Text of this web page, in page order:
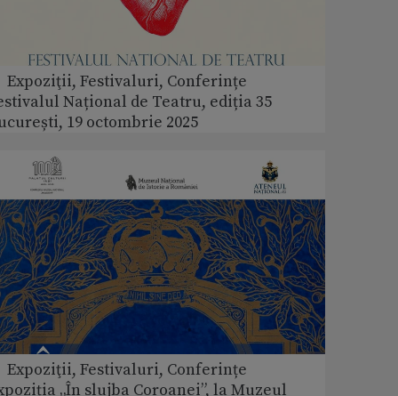
Expoziţii, Festivaluri, Conferințe
Național de Teatru, ediția 35
19 octombrie 2025
Expoziţii, Festivaluri, Conferințe
„În slujba Coroanei”, la Muzeul